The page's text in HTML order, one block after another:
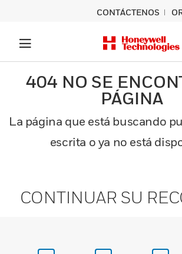
CONTÁCTENOS
404 NO SE
PÁGINA
La página que está buscando
escrita o ya no está
CONTINUAR SU